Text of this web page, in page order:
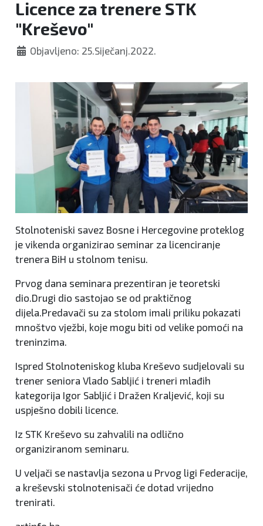
Licence za trenere STK
"Kreševo"
Objavljeno: 25.Siječanj.2022.
Stolnoteniski savez Bosne i Hercegovine proteklog
je vikenda organizirao seminar za licenciranje
trenera BiH u stolnom tenisu.
Prvog dana seminara prezentiran je teoretski
dio.Drugi dio sastojao se od praktičnog
dijela.Predavači su za stolom imali priliku pokazati
mnoštvo vježbi, koje mogu biti od velike pomoći na
treninzima.
Ispred Stolnoteniskog kluba Kreševo sudjelovali su
trener seniora Vlado Sabljić i treneri mlađih
kategorija Igor Sabljić i Dražen Kraljević, koji su
uspješno dobili licence.
Iz STK Kreševo su zahvalili na odlično
organiziranom seminaru.
U veljači se nastavlja sezona u Prvog ligi Federacije,
a kreševski stolnotenisači će dotad vrijedno
trenirati.